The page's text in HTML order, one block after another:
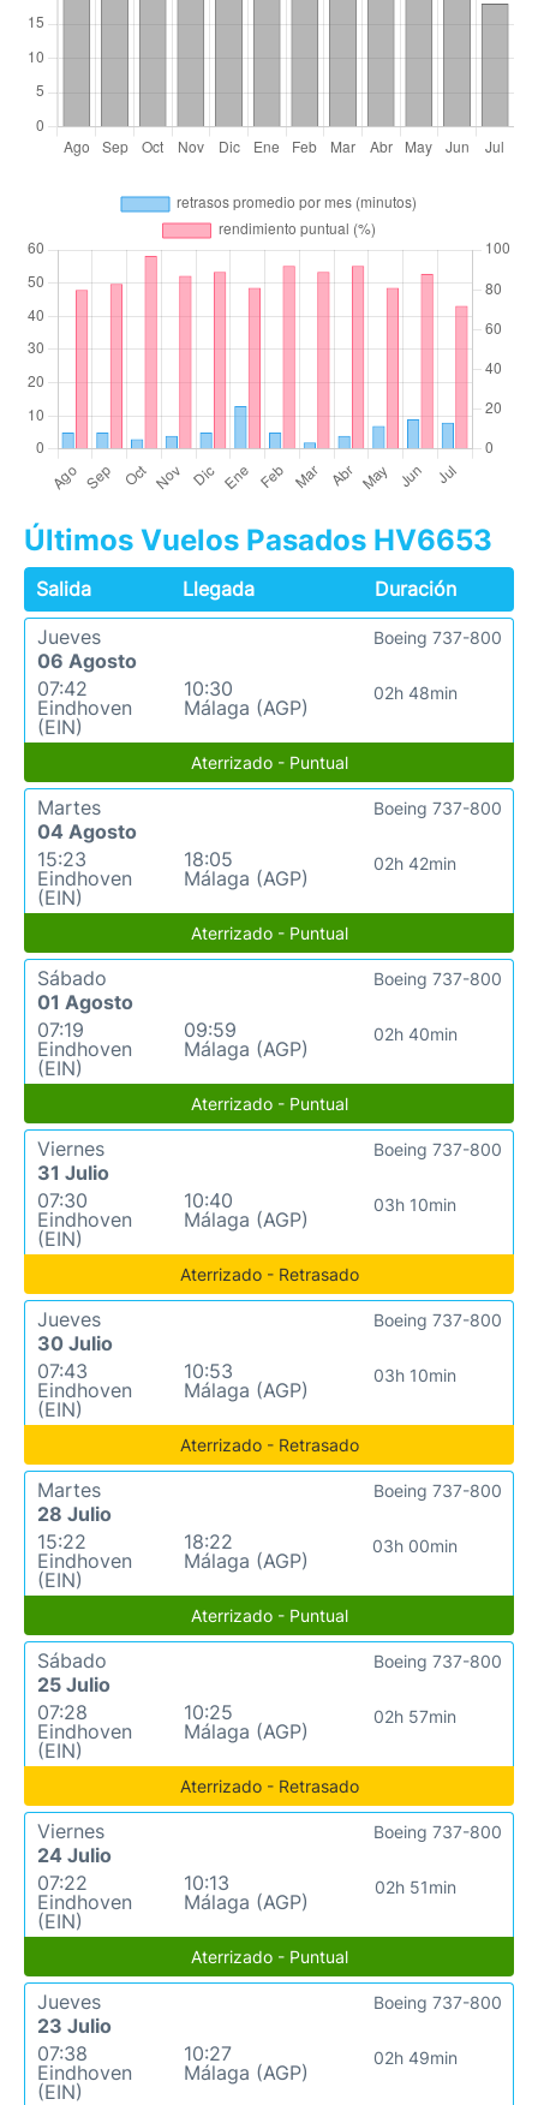
Últimos Vuelos Pasados HV6653
Salida Llegada
Duración
Jueves
06 Agosto
07:42
Eindhoven
(EIN)
10:30
Málaga (AGP)
02h 48min
Boeing 737-800
Aterrizado - Puntual
Martes
04 Agosto
15:23
Eindhoven
(EIN)
18:05
Málaga (AGP)
02h 42min
Boeing 737-800
Aterrizado - Puntual
Sábado
01 Agosto
07:19
Eindhoven
(EIN)
09:59
Málaga (AGP)
02h 40min
Boeing 737-800
Aterrizado - Puntual
Viernes
31 Julio
07:30
Eindhoven
(EIN)
10:40
Málaga (AGP)
03h 10min
Boeing 737-800
Aterrizado - Retrasado
Jueves
30 Julio
07:43
Eindhoven
(EIN)
10:53
Málaga (AGP)
03h 10min
Boeing 737-800
Aterrizado - Retrasado
Martes
28 Julio
15:22
Eindhoven
(EIN)
18:22
Málaga (AGP)
03h 00min
Boeing 737-800
Aterrizado - Puntual
Sábado
25 Julio
07:28
Eindhoven
(EIN)
10:25
Málaga (AGP)
02h 57min
Boeing 737-800
Aterrizado - Retrasado
Viernes
24 Julio
07:22
Eindhoven
(EIN)
10:13
Málaga (AGP)
02h 51min
Boeing 737-800
Aterrizado - Puntual
Jueves
23 Julio
07:38
Eindhoven
(EIN)
10:27
Málaga (AGP)
02h 49min
Boeing 737-800